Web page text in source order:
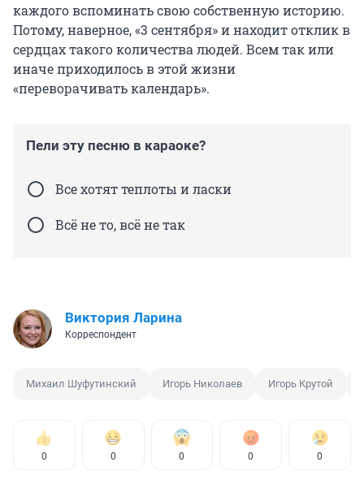
каждого вспоминать свою собственную историю.
Потому, наверное, «3 сентября» и находит отклик в
сердцах такого количества людей. Всем так или
иначе приходилось в этой жизни
«переворачивать календарь».
Пели эту песню в караоке?
Все хотят теплоты и ласки
Всё не то, всё не так
Виктория Ларина
Корреспондент
Михаил Шуфутинский Игорь Николаев Игорь Крутой
0 0 0 0 0